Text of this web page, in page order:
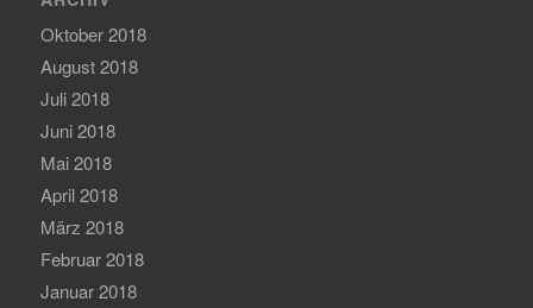
Oktober 2018
August 2018
Juli 2018
Juni 2018
Mai 2018
April 2018
März 2018
Februar 2018
Januar 2018